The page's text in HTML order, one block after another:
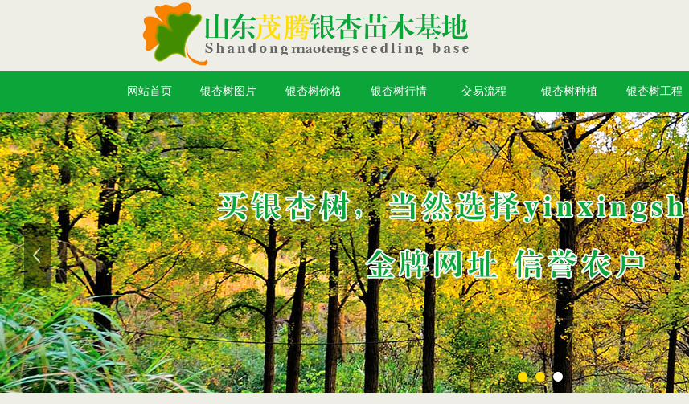
网站首页 银杏树图片 银杏树价格 银杏树行情 交易流程 银杏树种植 银杏树工程
上一张